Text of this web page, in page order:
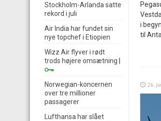
i
til
26.
Stockholm-Arlanda satte
rekord i juli
Air India har fundet sin
nye topchef i Etiopien
Wizz Air flyver i rødt
trods højere omsætning
Norwegian-koncernen
over tre millioner
passagerer
Lufthansa har slået